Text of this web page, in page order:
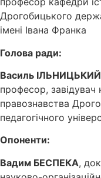
Дрогобицького
імені Івана Франка
Голова ради:
Василь ІЛЬНИЦЬКИЙ
професор, завідувач
правознавства
педагогічного
Опоненти:
Вадим БЕСПЕКА,